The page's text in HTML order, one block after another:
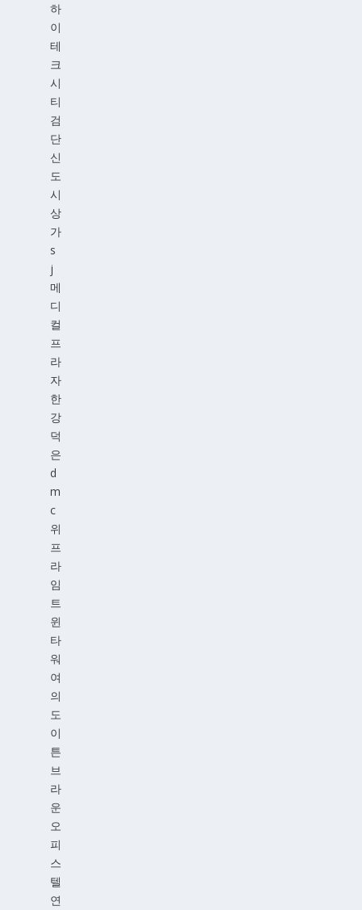
하
이
테
크
시
티
검
단
신
도
시
상
가
s
j
메
디
컬
프
라
자
한
강
덕
은
d
m
c
위
프
라
임
트
윈
타
워
여
의
도
이
튼
브
라
운
오
피
스
텔
연